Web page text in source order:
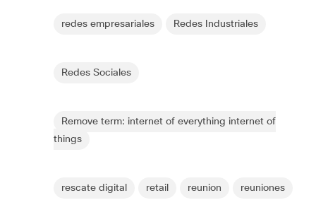
redes empresariales Redes Industriales
Redes Sociales
Remove term: internet of everything internet of
things
rescate digital retail reunion reuniones